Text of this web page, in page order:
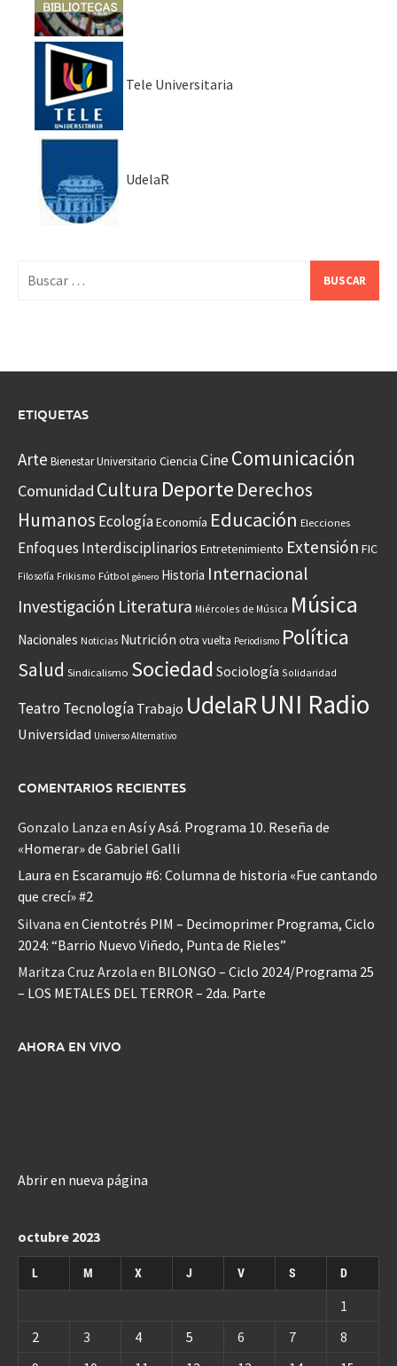
Tele Universitaria
UdelaR
ETIQUETAS
Arte Bienestar Universitario Ciencia CineComunicación
Comunidad Cultura Deporte Derechos
Humanos EcologíaEconomía Educación Elecciones
Enfoques Interdisciplinarios Entretenimiento Extensión FIC
Filosofía Frikismo Fútbol género Historia Internacional
Investigación Literatura Miércoles de Música Música
Nacionales Noticias Nutrición otra vuelta Periodismo Política
Salud Sindicalismo Sociedad Sociología Solidaridad
Teatro Tecnología Trabajo UdelaR UNI Radio
Universidad Universo Alternativo
COMENTARIOS RECIENTES
Gonzalo Lanza en Así y Asá. Programa 10. Reseña de
«Homerar» de Gabriel Galli
Laura en Escaramujo #6: Columna de historia «Fue cantando
que crecí» #2
Silvana en Cientotrés PIM – Decimoprimer Programa, Ciclo
2024: “Barrio Nuevo Viñedo, Punta de Rieles”
Maritza Cruz Arzola en BILONGO – Ciclo 2024/Programa 25
– LOS METALES DEL TERROR – 2da. Parte
AHORA EN VIVO
Abrir en nueva página
octubre 2023
L M X J V S D
1
2
3 4 5 6 7
8